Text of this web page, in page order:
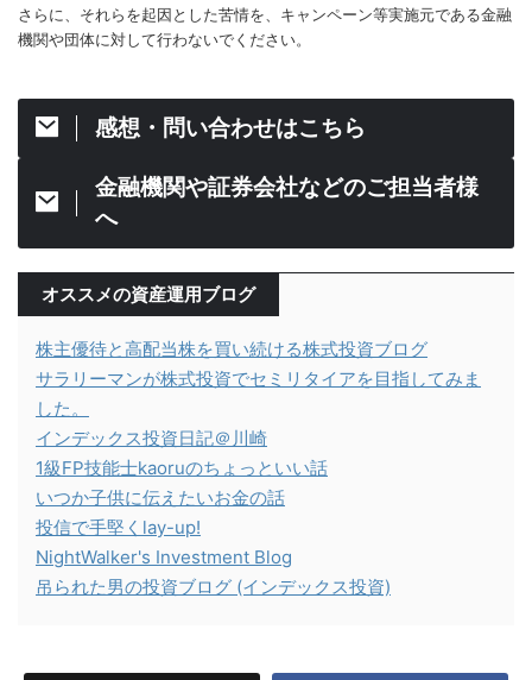
さらに、それらを起因とした苦情を、キャンペーン等実施元である金融
機関や団体に対して行わないでください。
感想・問い合わせはこちら
金融機関や証券会社などのご担当者様
へ
オススメの資産運用ブログ
株主優待と高配当株を買い続ける株式投資ブログ
サラリーマンが株式投資でセミリタイアを目指してみま
した。
インデックス投資日記＠川崎
1級FP技能士kaoruのちょっといい話
いつか子供に伝えたいお金の話
投信で手堅くlay-up!
NightWalker's Investment Blog
吊られた男の投資ブログ (インデックス投資)